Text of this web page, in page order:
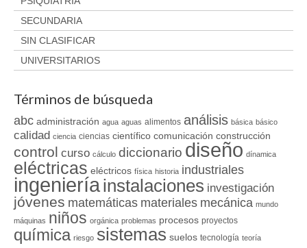
SECUNDARIA
SIN CLASIFICAR
UNIVERSITARIOS
Términos de búsqueda
abc administración agua aguas alimentos análisis básica básico
calidad ciencia ciencias científico comunicación construcción
control curso cálculo diccionario diseño dínamica
eléctricas eléctricos física historia industriales
ingenieríainstalaciones investigación
jóvenes matemáticas materiales mecánica mundo
máquinas niños orgánica problemas procesos proyectos
química riesgo sistemas suelos tecnología teoría